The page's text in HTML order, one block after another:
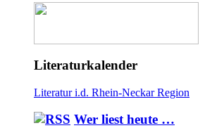
Literaturkalender
Literatur i.d. Rhein-Neckar Region
Wer liest heute …